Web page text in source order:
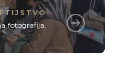
fotografija,